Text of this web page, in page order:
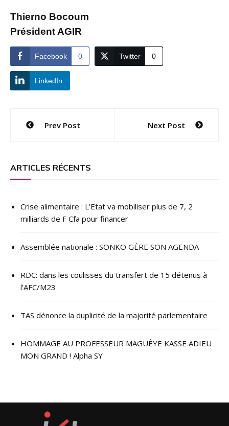
Thierno Bocoum
Président AGIR
Facebook 0 Twitter 0
LinkedIn
Navigation
l’article
Prev Post Next Post
ARTICLES RÉCENTS
Crise alimentaire : L’Etat va mobiliser plus de 7, 2
milliards de F Cfa pour financer
Assemblée nationale : SONKO GÈRE SON AGENDA
RDC: dans les coulisses du transfert de 15 détenus à
l’AFC/M23
TAS dénonce la duplicité de la majorité parlementaire
HOMMAGE AU PROFESSEUR MAGUÈYE KASSE ADIEU
MON GRAND ! Alpha SY